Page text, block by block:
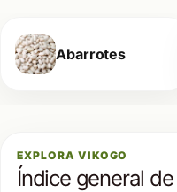
Abarrotes
EXPLORA VIKOGO
Índice general